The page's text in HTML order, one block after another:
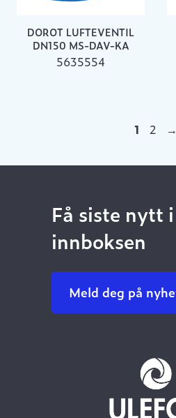
DOROT LUFTEVENTIL
DN150 MS-DAV-KA
5635554
1 2 →
Få siste nytt i
innboksen
Meld deg på